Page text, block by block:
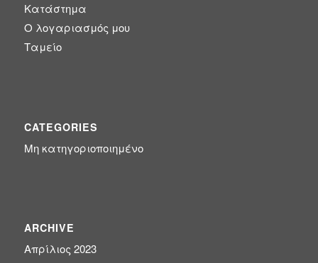
Κατάστημα
Ο λογαριασμός μου
Ταμείο
CATEGORIES
Μη κατηγοριοποιημένο
ARCHIVE
Απρίλιος 2023